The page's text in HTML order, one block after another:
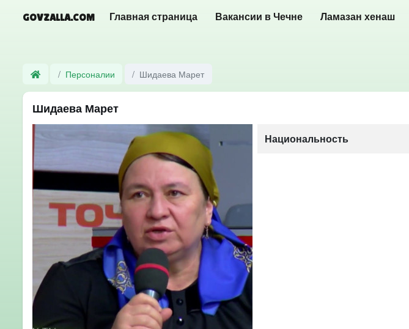
GOVZALLA.COM Главная страница Вакансии в Чечне Ламазан хенаш
Персоналии Шидаева Марет
Шидаева Марет
Национальность